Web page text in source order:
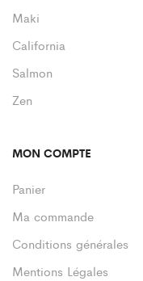
Maki
California
Salmon
Zen
MON COMPTE
Panier
Ma commande
Conditions générales
Mentions Légales